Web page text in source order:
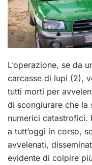
L’operazione, se da
carcasse di lupi (2),
tutti morti per
di scongiurare che la
numerici catastrofici.
a tutt’oggi in corso,
avvelenati,
evidente di colpire